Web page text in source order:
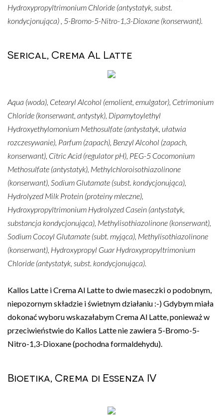
Hydroxypropyltrimonium Chloride (antystatyk, subst.
kondycjonująca) , 5-Bromo-5-Nitro-1,3-Dioxane (konserwant).
Serical, Crema Al Latte
Aqua (woda), Cetearyl Alcohol (emolient, emulgator), Cetrimonium
Chloride (konserwant, antystyk), Dipamytoylethyl
Hydroxyethylomonium Methosulfate (antystatyk, ułatwia
rozczesywanie), Parfum (zapach), Benzyl Alcohol (zapach,
konserwant), Citric Acid (regulator pH), PEG-5 Cocomonium
Methosulfate (antystatyk), Methylchloroisothiazolinone
(konserwant), Sodium Glutamate (subst. kondycjonująca),
Hydrolyzed Milk Protein (proteiny mleczne),
Hydroxypropyltrimonium Hydrolyzed Casein (antystatyk,
substancja kondycjonująca), Methylisothiazolinone (konserwant),
Sodium Cocoyl Glutamate (subt. myjąca), Methylisothiazolinone
(konserwant), Hydroxypropyl Guar Hydroxypropyltrimonium
Chloride (antystatyk, subst. kondycjonująca).
Kallos Latte i Crema Al Latte to dwie maseczki o podobnym,
niepozornym składzie i świetnym działaniu :-) Gdybym miała
dokonać wyboru wskazałabym Crema Al Latte, ponieważ w
przeciwieństwie do Kallos Latte nie zawiera 5-Bromo-5-
Nitro-1,3-Dioxane (pochodna formaldehydu).
Bioetika, Crema di Essenza IV